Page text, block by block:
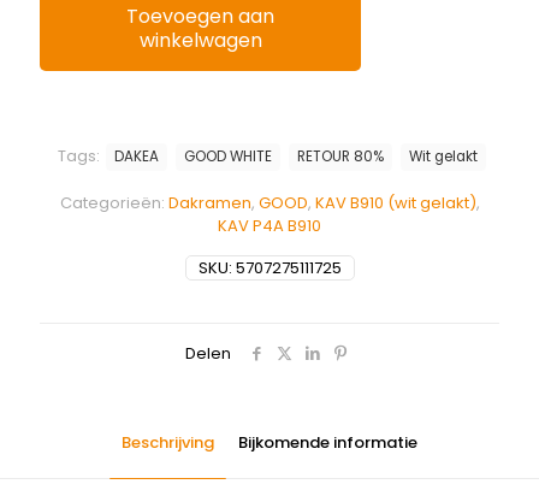
Toevoegen aan
winkelwagen
SKU: 5707275111725
Categorieën: Dakramen, GOOD, KAV B910 (wit gelakt),
KAV P4A B910
Tags: DAKEA GOOD WHITE RETOUR 80% Wit gelakt
Delen
Beschrijving Bijkomende informatie